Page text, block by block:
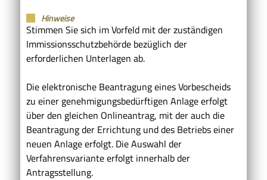
Hinweise
Stimmen Sie sich im Vorfeld mit der zuständigen
Immissionsschutzbehörde bezüglich der
erforderlichen Unterlagen ab.
Die elektronische Beantragung eines Vorbescheids
zu einer genehmigungsbedürftigen Anlage erfolgt
über den gleichen Onlineantrag, mit der auch die
Beantragung der Errichtung und des Betriebs einer
neuen Anlage erfolgt. Die Auswahl der
Verfahrensvariante erfolgt innerhalb der
Antragsstellung.